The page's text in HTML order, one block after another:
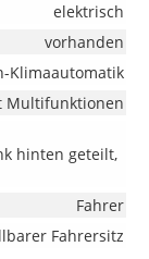
elektrisch
vorhanden
Klimaautomatik
Multifunktionen
hinten geteilt,
Fahrer
Fahrersitz